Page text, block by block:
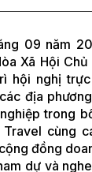
09 năm
Xã Hội
hội nghị
địa
trong
Travel cùng
đồng
dự và